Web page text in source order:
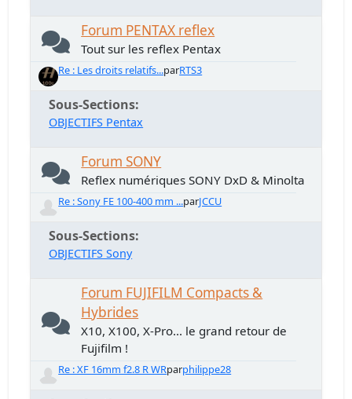
Forum PENTAX reflex
Tout sur les reflex Pentax
Re : Les droits relatifs...parRTS3
Sous-Sections
OBJECTIFS Pentax
Forum SONY
Reflex numériques SONY DxD & Minolta
Re : Sony FE 100-400 mm ...parJCCU
Sous-Sections
OBJECTIFS Sony
Forum FUJIFILM Compacts &
Hybrides
X10, X100, X-Pro... le grand retour de
Fujifilm !
Re : XF 16mm f2.8 R WRparphilippe28